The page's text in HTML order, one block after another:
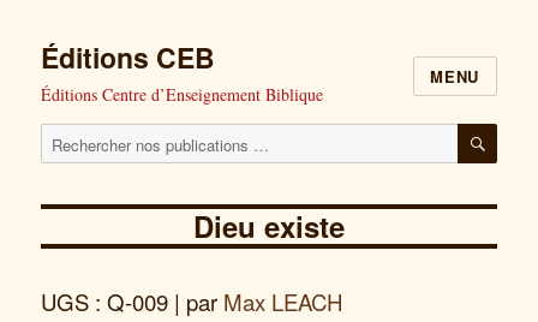
Éditions CEB
Éditions Centre d’Enseignement Biblique
MENU
Cherchez
publications
pour
Dieu existe
UGS : Q-009 | par Max LEACH